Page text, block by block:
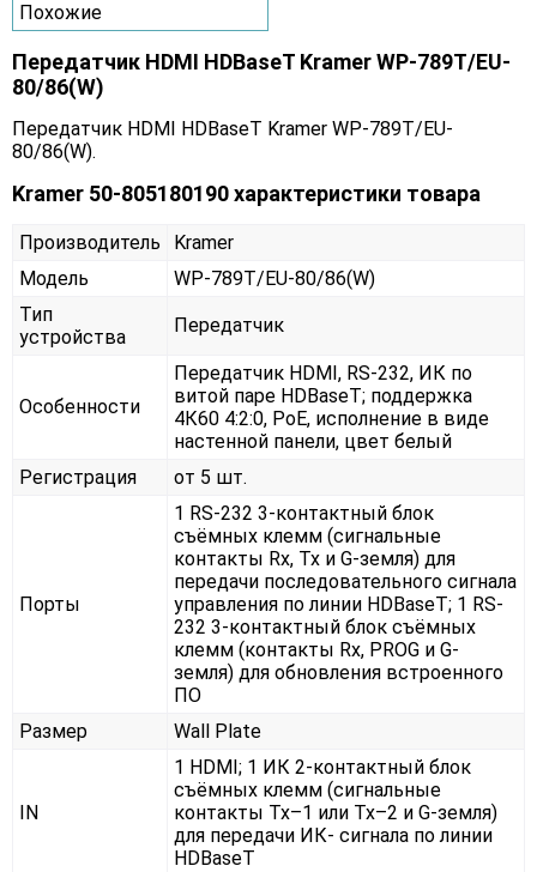
Похожие
Передатчик HDMI HDBaseT Kramer WP-789T/EU-
80/86(W)
Передатчик HDMI HDBaseT Kramer WP-789T/EU-
80/86(W).
Kramer 50-805180190 характеристики товара
Производитель
Kramer
Модель
WP-789T/EU-80/86(W)
Тип
устройства
Передатчик
Особенности
Передатчик HDMI, RS-232, ИК по
витой паре HDBaseT; поддержка
4К60 4:2:0, PoE, исполнение в виде
настенной панели, цвет белый
Регистрация
от 5 шт.
Порты
1 RS-232 3-контактный блок
съёмных клемм (сигнальные
контакты Rx, Tx и G-земля) для
передачи последовательного сигнала
управления по линии HDBaseT; 1 RS-
232 3-контактный блок съёмных
клемм (контакты Rx, PROG и G-
земля) для обновления встроенного
ПО
Размер
Wall Plate
IN
1 HDMI; 1 ИК 2-контактный блок
съёмных клемм (сигнальные
контакты Tx–1 или Tx–2 и G-земля)
для передачи ИК- сигнала по линии
HDBaseT